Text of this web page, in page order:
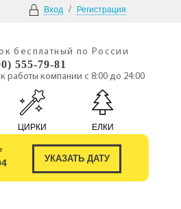
Вход / Регистрация
бесплатный по России
555-79-81
работы компании с 8:00 до 24:00
ЦИРКИ ЕЛКИ